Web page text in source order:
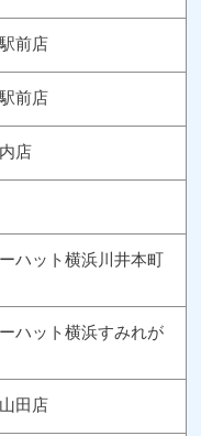
前店
前店
店
ハット横浜川井本町
ハット横浜すみれが
田店